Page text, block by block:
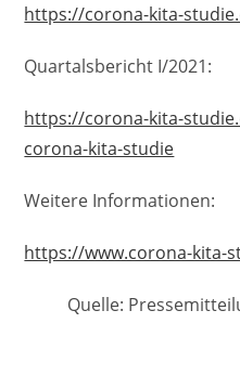
https://corona-kita-
Quartalsbericht I/2021:
https://corona-kita-
corona-kita-studie
Weitere Informationen:
https://www.corona-kita-
Quelle: